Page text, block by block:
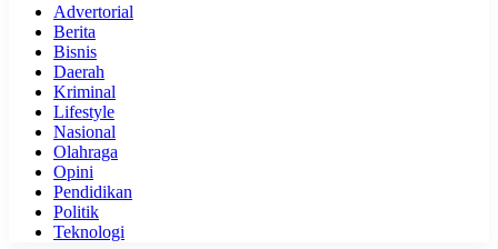
Advertorial
Berita
Bisnis
Daerah
Kriminal
Lifestyle
Nasional
Olahraga
Opini
Pendidikan
Politik
Teknologi